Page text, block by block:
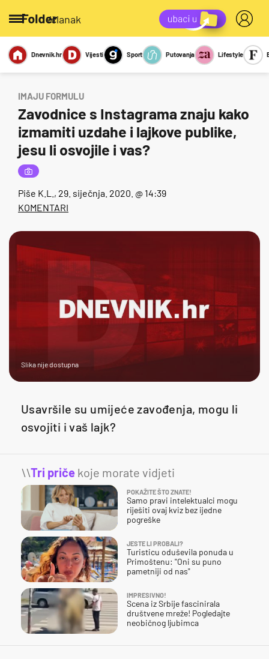
/članak
Miks Kviz
Report
Sexy
Dnevnik.hr Vijesti Sport Putovanja Lifestyle
IMAJU FORMULU
Zavodnice s Instagrama znaju kako
izmamiti uzdahe i lajkove publike,
jesu li osvojile i vas?
Piše K.L. , 29. siječnja. 2020. @ 14:39
KOMENTARI
Slika nije dostupna
Usavršile su umijeće zavođenja, mogu li
osvojiti i vaš lajk?
\\Tri priče koje morate vidjeti
POKAŽITE ŠTO ZNATE!
Samo pravi intelektualci mogu
riješiti ovaj kviz bez ijedne
pogreške
JESTE LI PROBALI?
Turisticu oduševila ponuda u
Primoštenu: "Oni su puno
pametniji od nas"
IMPRESIVNO!
Scena iz Srbije fascinirala
društvene mreže! Pogledajte
neobičnog ljubimca